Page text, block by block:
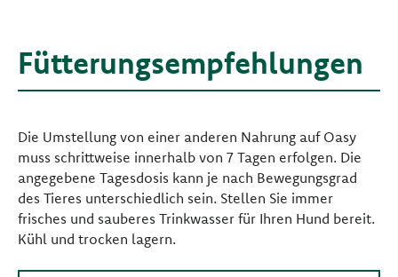
Fütterungsempfehlungen
Die Umstellung von einer anderen Nahrung auf Oasy
muss schrittweise innerhalb von 7 Tagen erfolgen. Die
angegebene Tagesdosis kann je nach Bewegungsgrad
des Tieres unterschiedlich sein. Stellen Sie immer
frisches und sauberes Trinkwasser für Ihren Hund bereit.
Kühl und trocken lagern.